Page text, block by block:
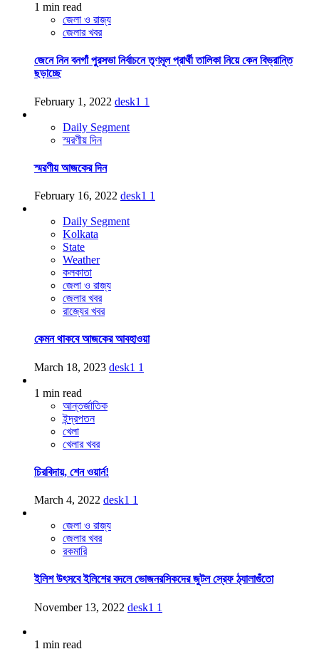
1 min read
জেলা ও রাজ্য
জেলার খবর
জেনে নিন বনগাঁ পুরসভা নির্বাচনে তৃণমূল প্রার্থী তালিকা নিয়ে কেন বিভ্রান্তি
ছড়াচ্ছে
February 1, 2022 desk1 1
Daily Segment
স্মরণীয় দিন
স্মরণীয় আজকের দিন
February 16, 2022 desk1 1
Daily Segment
Kolkata
State
Weather
কলকাতা
জেলা ও রাজ্য
জেলার খবর
রাজ্যের খবর
কেমন থাকবে আজকের আবহাওয়া
March 18, 2023 desk1 1
1 min read
আন্তর্জাতিক
ইন্দ্রপতন
খেলা
খেলার খবর
চিরবিদায়, শেন ওয়ার্ন!
March 4, 2022 desk1 1
জেলা ও রাজ্য
জেলার খবর
রকমারি
ইলিশ উৎসবে ইলিশের বদলে ভোজনরসিকদের জুটল স্রেফ ঠ্যালাগুঁতো
November 13, 2022 desk1 1
1 min read